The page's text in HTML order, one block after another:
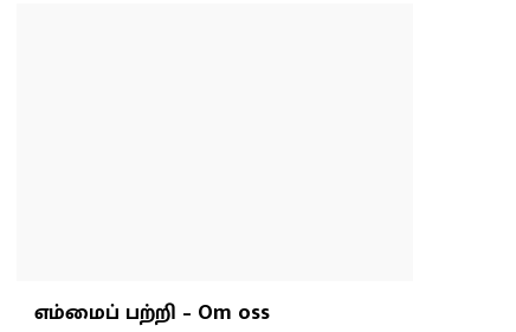
எம்மைப் பற்றி – Om oss